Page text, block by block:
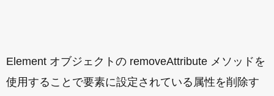
Element オブジェクトの removeAttribute メソッドを
使用することで要素に設定されている属性を削除す